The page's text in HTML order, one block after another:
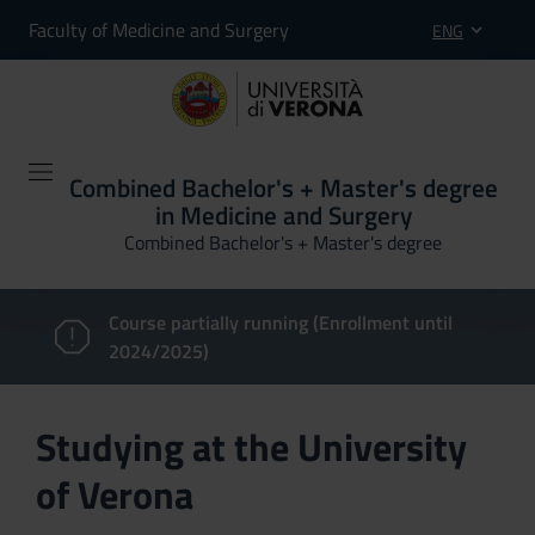
Faculty of Medicine and Surgery ENG
Combined Bachelor's + Master's degree
in Medicine and Surgery
Combined Bachelor's + Master's degree
Course partially running (Enrollment until
2024/2025)
Studying at the University
of Verona